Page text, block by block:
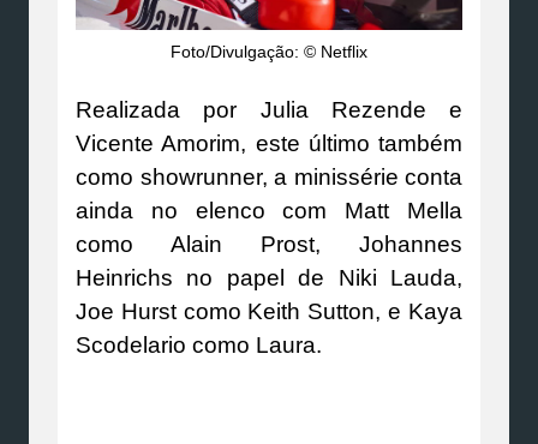
Foto/Divulgação: © Netflix
Realizada por Julia Rezende e
Vicente Amorim, este último também
como showrunner, a minissérie conta
ainda no elenco com Matt Mella
como Alain Prost, Johannes
Heinrichs no papel de Niki Lauda,
Joe Hurst como Keith Sutton, e Kaya
Scodelario como Laura.